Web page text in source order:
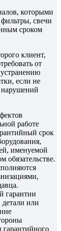
которыми
свечи
сроком
клиент,
от
если не
нарушений
работе
срок
именуемой
обязательстве.
гарантии
или